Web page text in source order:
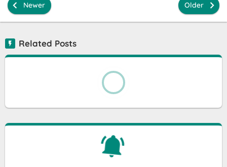
Newer Older
Related Posts